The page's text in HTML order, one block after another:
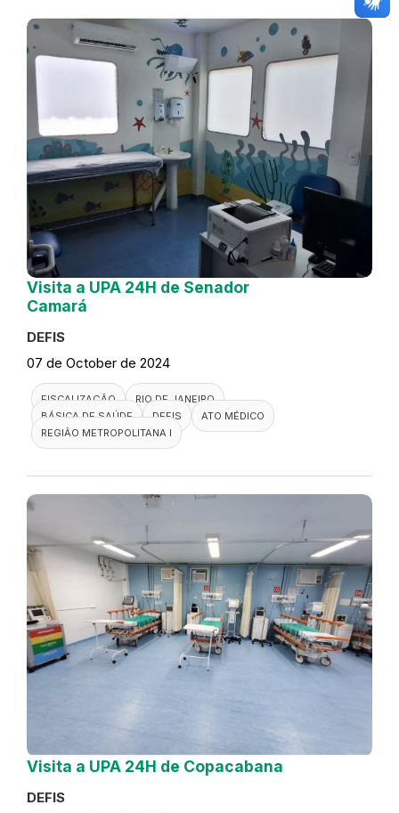
Visita a UPA 24H de Senador
Camará
DEFIS
07 de October de 2024
FISCALIZAÇÃO
RIO DE JANEIRO
BÁSICA DE SAÚDE
DEFIS
ATO MÉDICO
REGIÃO METROPOLITANA I
Visita a UPA 24H de Copacabana
DEFIS